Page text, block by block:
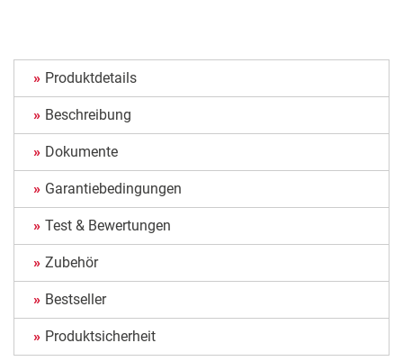
Produktdetails
Beschreibung
Dokumente
Garantiebedingungen
Test & Bewertungen
Zubehör
Bestseller
Produktsicherheit